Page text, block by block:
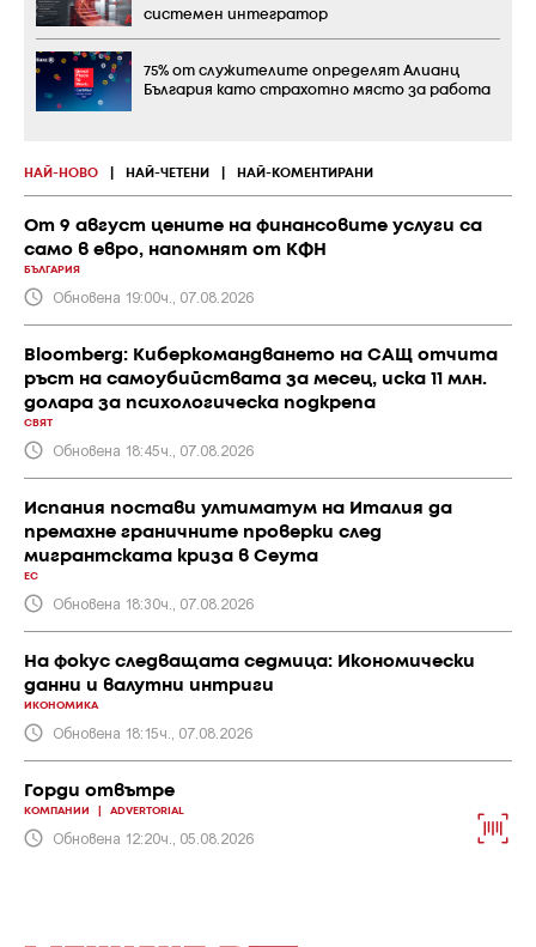
НАЙ-НОВО НАЙ-ЧЕТЕНИ НАЙ-КОМЕНТИРАНИ
От 9 август цените на финансовите услуги са
само в евро, напомнят от КФН
БЪЛГАРИЯ
Обновена 19:00ч., 07.08.2026
Bloomberg: Киберкомандването на САЩ отчита
ръст на самоубийствата за месец, иска 11 млн.
долара за психологическа подкрепа
СВЯТ
Обновена 18:45ч., 07.08.2026
Испания постави ултиматум на Италия да
премахне граничните проверки след
мигрантската криза в Сеута
ЕС
Обновена 18:30ч., 07.08.2026
На фокус следващата седмица: Икономически
данни и валутни интриги
ИКОНОМИКА
Обновена 18:15ч., 07.08.2026
Горди отвътре
КОМПАНИИ ADVERTORIAL
Обновена 12:20ч., 05.08.2026
системен интегратор
75% от служителите определят Алианц
България като страхотно място за работа